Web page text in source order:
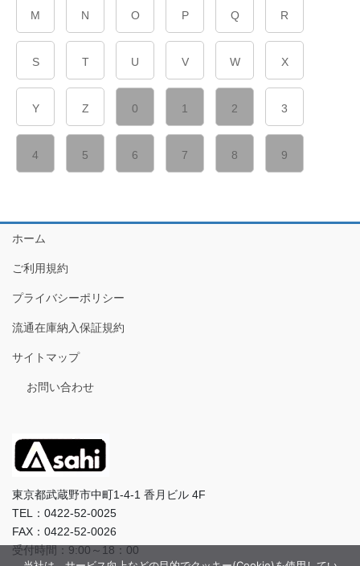
M N O P Q R
S T U V W X
Y Z 0 1 2 3
4 5 6 7 8 9
ホーム
ご利用規約
プライバシーポリシー
流通在庫納入保証規約
サイトマップ
お問い合わせ
東京都武蔵野市中町1-4-1 香月ビル 4F
TEL：0422-52-0025
FAX：0422-52-0026
受付時間：9:00～18：00